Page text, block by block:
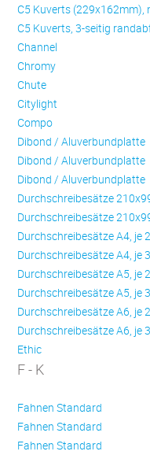
C5 Kuverts (229x162mm),
C5 Kuverts, 3-seitig
Channel
Chromy
Chute
Citylight
Compo
Dibond / Aluverbundplatte
Dibond / Aluverbundplatte
Dibond / Aluverbundplatte
Durchschreibesätze
Durchschreibesätze
Durchschreibesätze A4, je
Durchschreibesätze A4, je
Durchschreibesätze A5, je
Durchschreibesätze A5, je
Durchschreibesätze A6, je
Durchschreibesätze A6, je
Ethic
F - K
Fahnen Standard
Fahnen Standard
Fahnen Standard